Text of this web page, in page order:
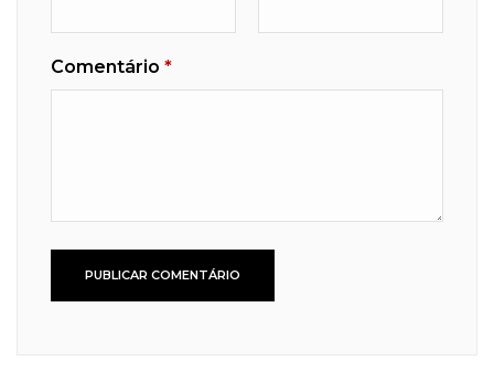
Comentário *